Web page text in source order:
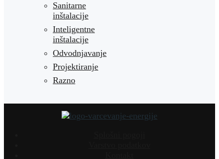
Sanitarne
inštalacije
Inteligentne
inštalacije
Odvodnjavanje
Projektiranje
Razno